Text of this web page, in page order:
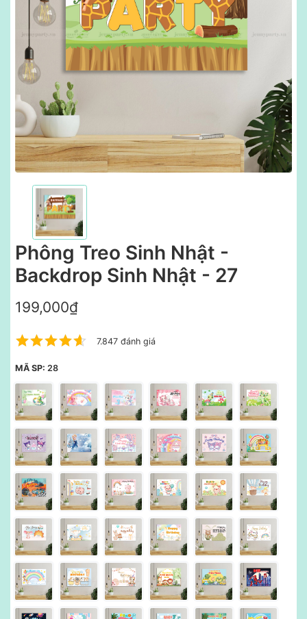
Phông Treo Sinh Nhật -
Backdrop Sinh Nhật - 27
199,000₫
7.847 đánh giá
MÃ SP: 28